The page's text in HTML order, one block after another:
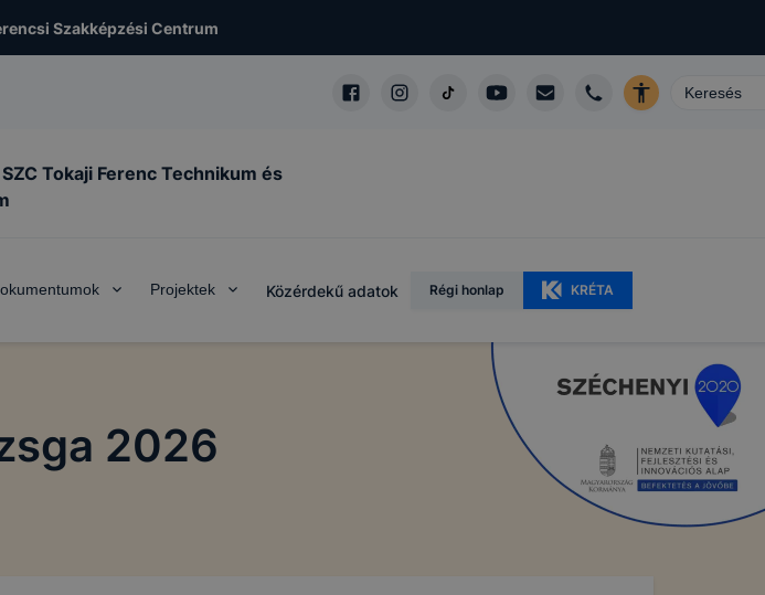
Szakképzési Centrum
Tokaji Ferenc Technikum és
Projektek Közérdekű adatok Régi honlap KRÉTA
2026